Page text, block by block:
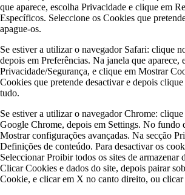
que aparece, escolha Privacidade e clique em
Específicos. Seleccione os Cookies que
apague-os.
Se estiver a utilizar o navegador Safari: clique
depois em Preferências. Na janela que aparece,
Privacidade/Segurança, e clique em Mostrar
Cookies que pretende desactivar e depois
tudo.
Se estiver a utilizar o navegador Chrome:
Google Chrome, depois em Settings. No fundo
Mostrar configurações avançadas. Na secção
Definições de conteúdo. Para desactivar os
Seleccionar Proibir todos os sites de armazenar
Clicar Cookies e dados do site, depois pairar
Cookie, e clicar em X no canto direito, ou clicar